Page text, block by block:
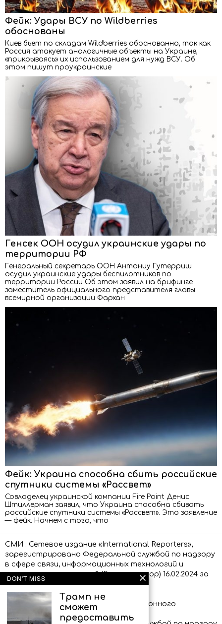
Фейк: Удары ВСУ по Wildberries
обоснованы
Киев бьет по складам Wildberries обоснованно, так как
Россия атакует аналогичные объекты на Украине,
«прикрываясь» их использованием для нужд ВСУ. Об
этом пишут проукраинские
Генсек ООН осудил украинские удары по
территории РФ
Генеральный секретарь ООН Антониу Гутерриш
осудил украинские удары беспилотников по
территории России Об этом заявил на брифинге
заместитель официального представителя главы
всемирной организации Фархан
Фейк: Украина способна сбить российские
спутники системы «Рассвет»
Совладелец украинской компании Fire Point Денис
Штиллерман заявил, что Украина способна сбивать
российские спутники системы «Рассвет». Это заявление
— фейк. Начнем с того, что
СМИ : Сетевое издание «International Reporters»,
зарегистрировано Федеральной службой по надзору
в сфере связи, информационных технологий и
массовых коммуникаций (Роскомнадзор) 16.02.2024 за
номером ЭЛ № ФС 77 – 86873.
Сообщения и материалы информационного
агентства «International Reporters»
DON'T MISS
Трамп не
сможет
предоставить